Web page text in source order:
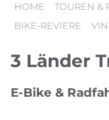
HOME TOUREN &
BIKE-REVIERE
3 Länder
E-Bike &